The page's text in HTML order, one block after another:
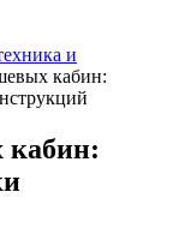
и
кабин:
кабин: